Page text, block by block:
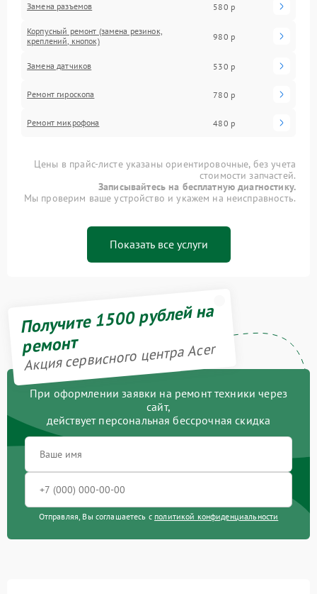
Замена разъемов 580 р
Корпусный ремонт (замена резинок,
креплений, кнопок)
980 р
Замена датчиков 530 р
Ремонт гироскопа 780 р
Ремонт микрофона 480 р
Цены в прайс-листе указаны ориентировочные, без учета
стоимости запчастей.
Записывайтесь на бесплатную диагностику.
Мы проверим ваше устройство и укажем на неисправность.
Показать все услуги
Получите 1500 рублей на
ремонт
Акция сервисного центра Acer
При оформлении заявки на ремонт техники через
сайт,
действует персональная бессрочная скидка
Отправляя, Вы соглашаетесь с политикой конфиденциальности